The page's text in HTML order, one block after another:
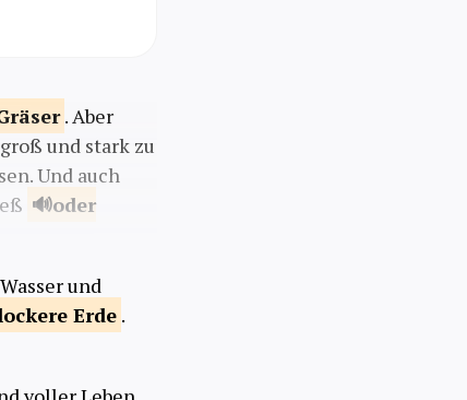
. Aber
und stark zu
Und auch
oder
und
Erde .